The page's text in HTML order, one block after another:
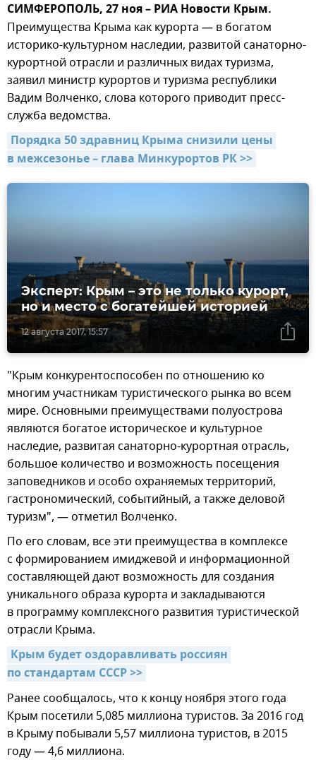
СИМФЕРОПОЛЬ, 27 ноя – РИА Новости Крым.
Преимущества Крыма как курорта — в богатом
историко-культурном наследии, развитой санаторно-
курортной отрасли и различных видах туризма,
заявил министр курортов и туризма республики
Вадим Волченко, слова которого приводит пресс-
служба ведомства.
Порядка 50 здравниц Крыма снизили цены
в межсезонье – глава Минкурортов РК >>
12 августа 2017, 15:57
Эксперт: Крым – это не только курорт,
но и место с богатейшей историей
"Крым конкурентоспособен по отношению ко
многим участникам туристического рынка во всем
мире. Основными преимуществами полуострова
являются богатое историческое и культурное
наследие, развитая санаторно-курортная отрасль,
большое количество и возможность посещения
заповедников и особо охраняемых территорий,
гастрономический, событийный, а также деловой
туризм", — отметил Волченко.
По его словам, все эти преимущества в комплексе
с формированием имиджевой и информационной
составляющей дают возможность для создания
уникального образа курорта и закладываются
в программу комплексного развития туристической
отрасли Крыма.
Крым будет оздоравливать россиян
по стандартам СССР >>
Ранее сообщалось, что к концу ноября этого года
Крым посетили 5,085 миллиона туристов. За 2016 год
в Крыму побывали 5,57 миллиона туристов, в 2015
году — 4,6 миллиона.